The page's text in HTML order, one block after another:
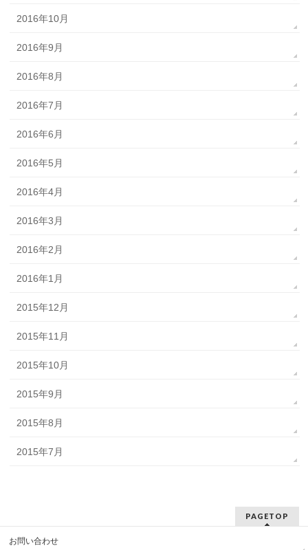
2016年10月
2016年9月
2016年8月
2016年7月
2016年6月
2016年5月
2016年4月
2016年3月
2016年2月
2016年1月
2015年12月
2015年11月
2015年10月
2015年9月
2015年8月
2015年7月
PAGETOP
お問い合わせ